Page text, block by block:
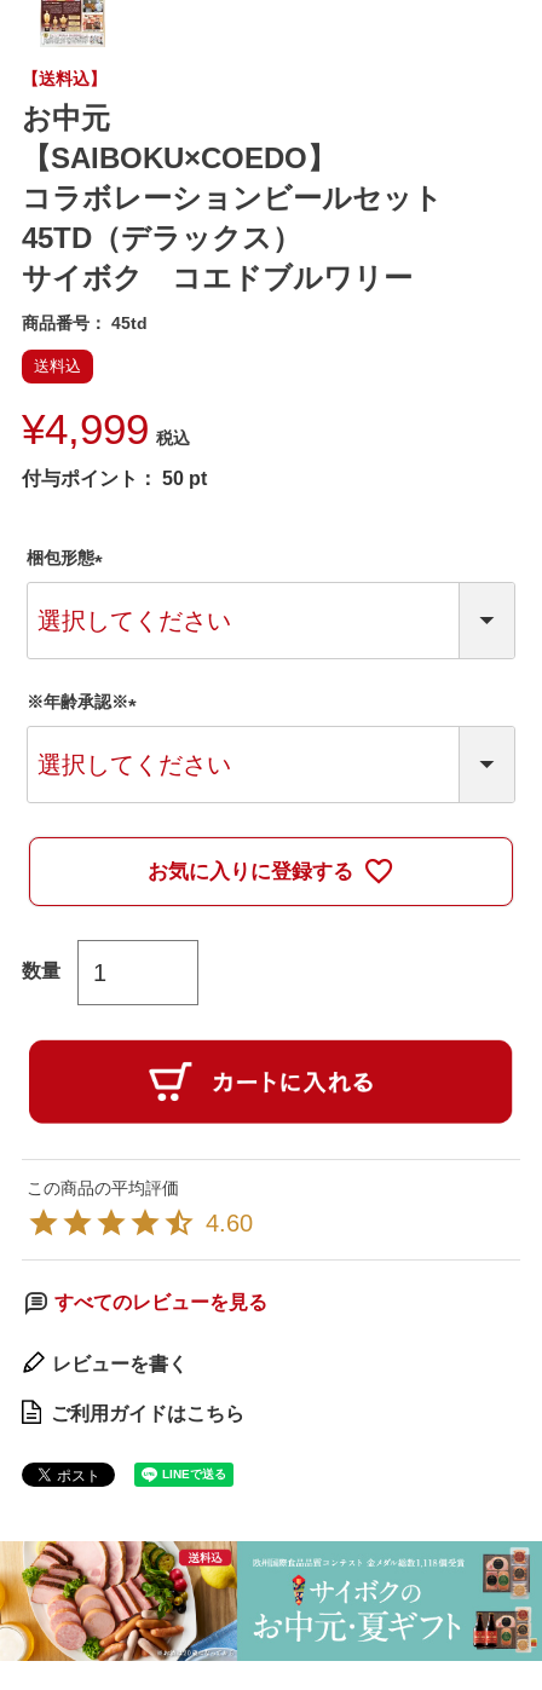
【送料込】
お中元
【SAIBOKU×COEDO】
コラボレーションビールセット
45TD（デラックス）
サイボク コエドブルワリー
商品番号 45td
送料込
¥4,999 税込
付与ポイント： 50 pt
梱包形態
必
※年齢承認※
必
お気に入りに登録する
4.60
すべてのレビューを見る
レビューを書く
ご利用ガイドはこちら